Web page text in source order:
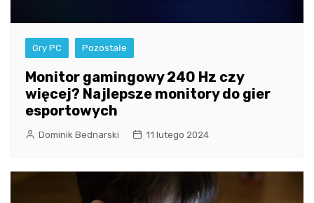
Gry PC Pozostałe
Monitor gamingowy 240 Hz czy
więcej? Najlepsze monitory do gier
esportowych
Dominik Bednarski 11 lutego 2024